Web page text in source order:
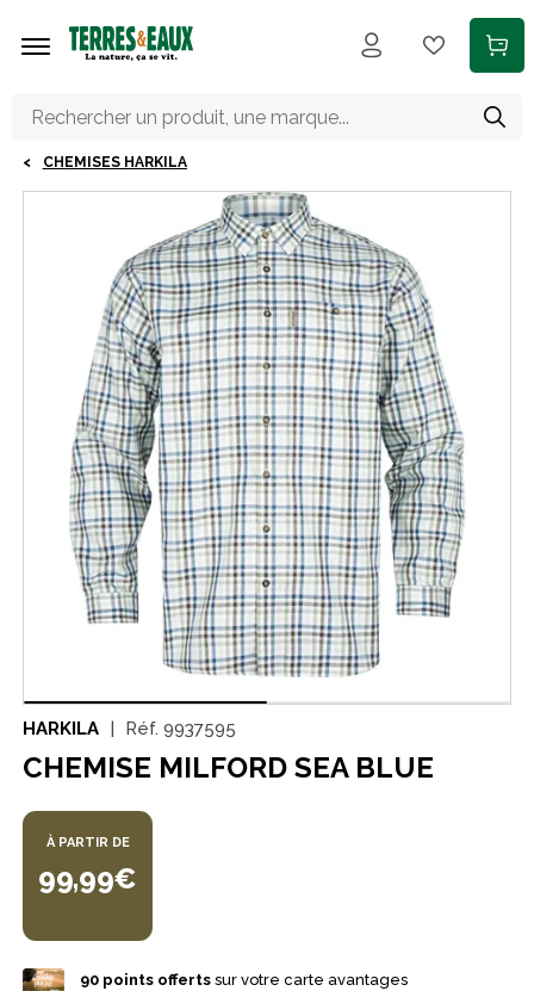
CHEMISES HARKILA
HARKILA Réf. 9937595
CHEMISE MILFORD SEA BLUE
À PARTIR DE
99,99€
90points offertssur votre carte avantages